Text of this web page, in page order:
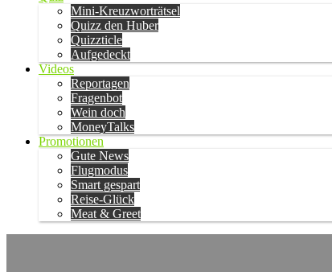
Mini-Kreuzworträtsel
Quizz den Huber
Quizzticle
Aufgedeckt
Videos
Reportagen
Fragenbot
Wein doch
MoneyTalks
Promotionen
Gute News
Flugmodus
Smart gespart
Reise-Glück
Meat & Greet